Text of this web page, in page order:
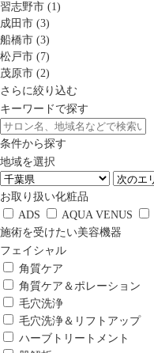
習志野市 (1)
成田市 (3)
船橋市 (3)
松戸市 (7)
茂原市 (2)
さらに絞り込む
キーワードで探す
条件から探す
地域を選択
お取り扱い化粧品
ADS
AQUA VENUS
施術を受けたい美容機器
フェイシャル
角質ケア
角質ケア＆ポレーション
毛穴洗浄
毛穴洗浄＆リフトアップ
ハーブトリートメント